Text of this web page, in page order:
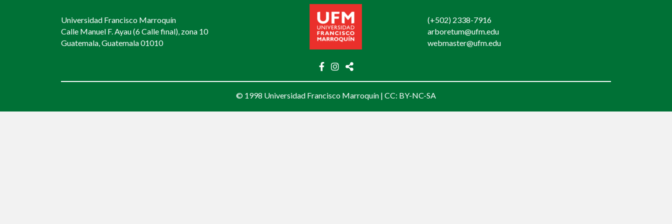
Universidad Francisco Marroquín
Calle Manuel F. Ayau (6 Calle final), zona 10
Guatemala, Guatemala 01010
(+502) 2338-7916
arboretum@ufm.edu
webmaster@ufm.edu
© 1998 Universidad Francisco Marroquín | CC: BY-NC-SA